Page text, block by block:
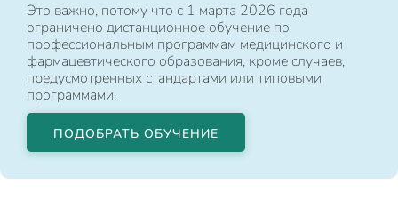
Это важно, потому что с 1 марта 2026 года
ограничено дистанционное обучение по
профессиональным программам медицинского и
фармацевтического образования, кроме случаев,
предусмотренных стандартами или типовыми
программами.
ПОДОБРАТЬ ОБУЧЕНИЕ